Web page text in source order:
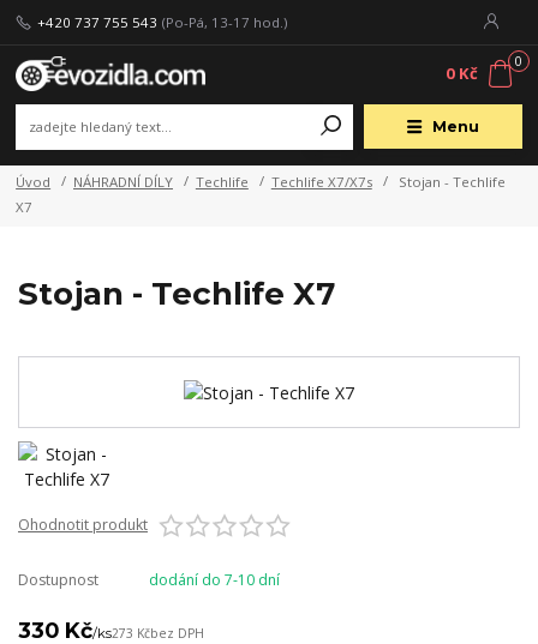
Menu
+420 737 755 543 (Po-Pá, 13-17 hod.)
0
0 Kč
Úvod NÁHRADNÍ DÍLY Techlife Techlife X7/X7s
Stojan - Techlife
X7
Stojan - Techlife X7
Ohodnotit produkt
Dostupnost dodání do 7-10 dní
330 Kč/ks273 Kčbez DPH